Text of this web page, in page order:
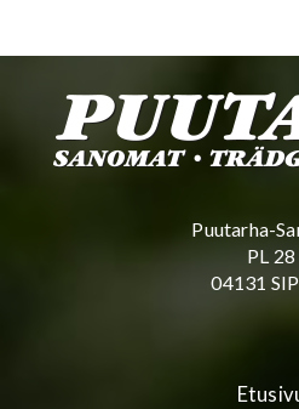
Puutarha-
PL 28
04131